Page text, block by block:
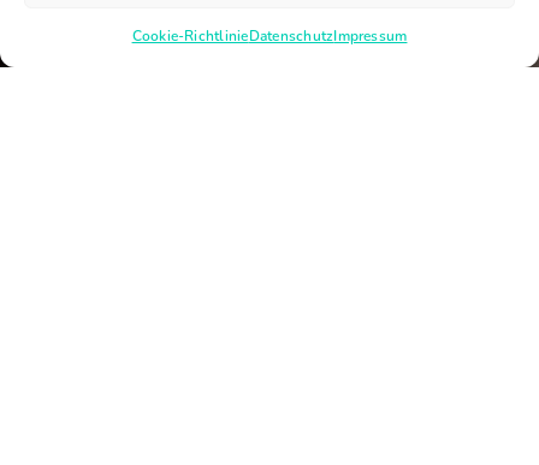
Cookie-RichtlinieDatenschutzImpressum